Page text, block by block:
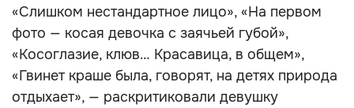
«Слишком нестандартное лицо», «На первом
фото — косая девочка с заячьей губой»,
«Косоглазие, клюв… Красавица, в общем»,
«Гвинет краше была, говорят, на детях природа
отдыхает», — раскритиковали девушку